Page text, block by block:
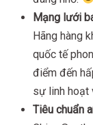
Mạng lưới
Hãng hàng
quốc tế
điểm đến
sự linh hoạt
Tiêu chuẩn